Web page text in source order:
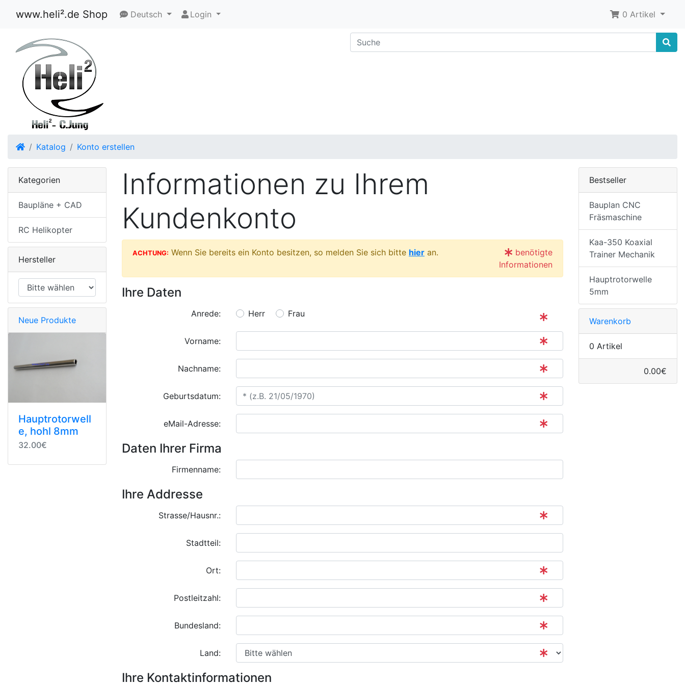
www.heli².de Shop Deutsch Login 0 Artikel
Startseite
Katalog Konto erstellen
Informationen zu Ihrem
Kundenkonto
ACHTUNG: Wenn Sie bereits ein Konto besitzen, so melden Sie sich bitte hier an.
benötigte
Informationen
Ihre Daten
Anrede: Herr Frau
Vorname:
Nachname:
Geburtsdatum:
eMail-Adresse:
Daten Ihrer Firma
Firmenname:
Ihre Addresse
Strasse/Hausnr.:
Stadtteil:
Ort:
Postleitzahl:
Bundesland:
Land:
Ihre Kontaktinformationen
Kategorien
Baupläne + CAD
RC Helikopter
Hersteller
Neue Produkte
Hauptrotorwell
e, hohl 8mm
32.00€
Bestseller
Bauplan CNC
Fräsmaschine
Kaa-350 Koaxial
Trainer Mechanik
Hauptrotorwelle
5mm
Warenkorb
0 Artikel
0.00€